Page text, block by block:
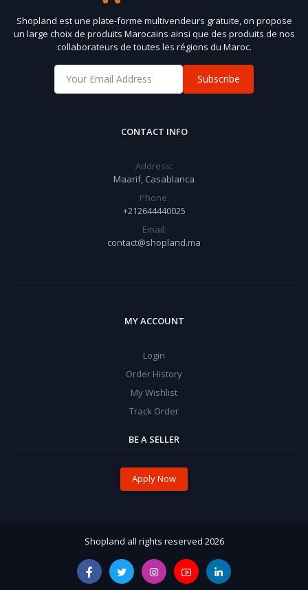
Shopland est une plate-forme multivendeurs gratuite, on propose
un large choix de produits Marocains ainsi que des produits de nos
collaborateurs de toutes les régions du Maroc.
Subscribe
CONTACT INFO
Address:
Maarif, Casablanca
Phone:
+212644440025
Email:
contact@shopland.ma
MY ACCOUNT
Login
Order History
My Wishlist
Track Order
BE A SELLER
Apply Now
Shopland all rights reserved 2026